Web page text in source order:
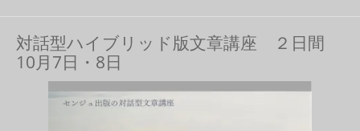
対話型ハイブリッド版文章講座 ２日間
10月7日・8日